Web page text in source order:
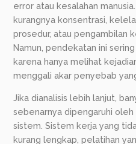
error atau kesalahan
kurangnya konsentrasi,
prosedur, atau pengambilan
Namun, pendekatan ini
karena hanya melihat
menggali akar penyebab
Jika dianalisis lebih lanjut,
sebenarnya dipengaruhi
sistem. Sistem kerja yang
kurang lengkap, pelatihan